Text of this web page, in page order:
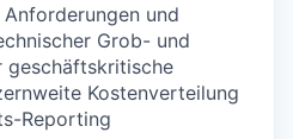
und
Grob- und
geschäftskritische
Kostenverteilung
Reporting